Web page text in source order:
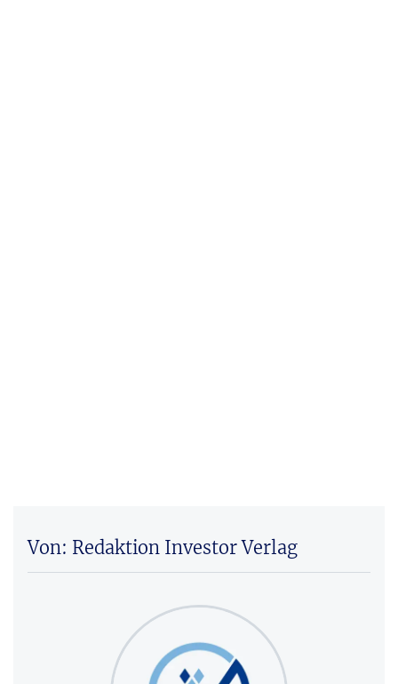
Von: Redaktion Investor Verlag